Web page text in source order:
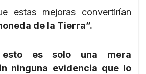
estas mejoras convertirían
de la Tierra”.
esto es solo una mera
ninguna evidencia que lo